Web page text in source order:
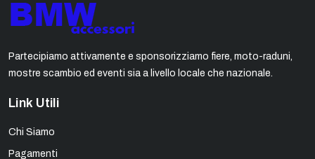
Partecipiamo attivamente e sponsorizziamo fiere, moto-raduni,
mostre scambio ed eventi sia a livello locale che nazionale.
Link Utili
Chi Siamo
Pagamenti